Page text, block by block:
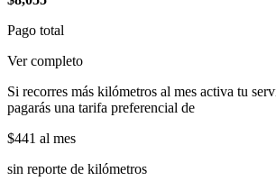
Pago total
Ver completo
Si recorres más kilómetros al mes activa tu
pagarás una tarifa preferencial de
$441 al mes
sin reporte de kilómetros